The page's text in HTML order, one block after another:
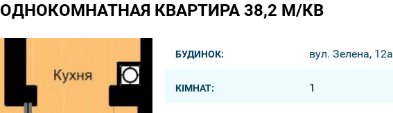
ОДНОКОМНАТНАЯ КВАРТИРА 38,2 М/КВ
БУДИНОК: вул. Зелена, 12a
КІМНАТ: 1